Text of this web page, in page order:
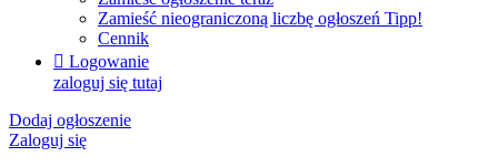
Zamieść nieograniczoną liczbę ogłoszeń Tipp!
Cennik
 Logowanie
zaloguj się tutaj
Dodaj ogłoszenie
Zaloguj się